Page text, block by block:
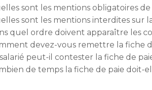
sont les mentions obligatoires de
sont les mentions interdites sur
quel ordre doivent apparaître les
devez-vous remettre la fiche
peut-il contester la fiche de
de temps la fiche de paie doit-